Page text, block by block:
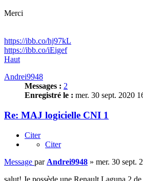
Merci
https://ibb.co/hj97kL
https://ibb.co/iEigef
Haut
Andrei9948
Messages : 2
Enregistré le : mer. 30 sept. 2020
Re: MAJ logicielle CNI 1
Citer
Citer
Message par Andrei9948 » mer. 30 sept.
salut! Je possède une Renault Laguna 2